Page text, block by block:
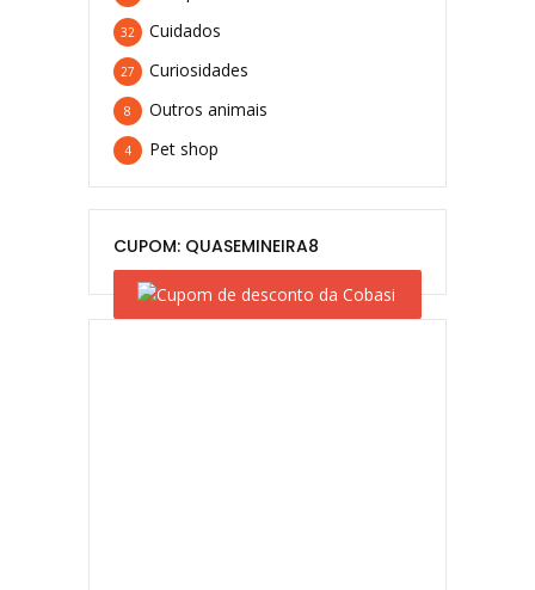
Cuidados
32
Curiosidades
27
Outros animais
8
Pet shop
4
CUPOM: QUASEMINEIRA8